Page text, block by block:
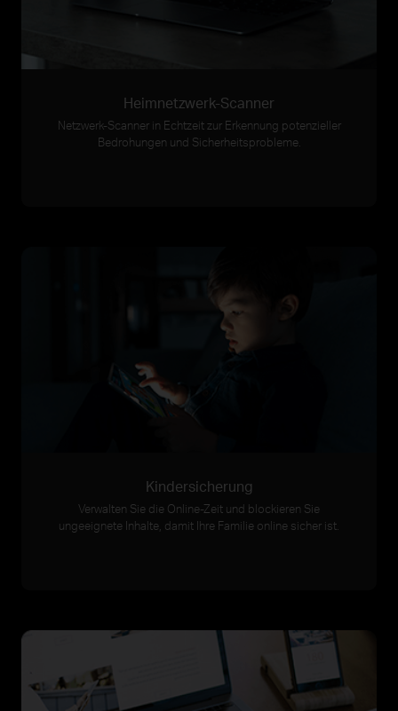
Heimnetzwerk-Scanner
Netzwerk-Scanner in Echtzeit zur Erkennung potenzieller
Bedrohungen und Sicherheitsprobleme.
Kindersicherung
Verwalten Sie die Online-Zeit und blockieren Sie
ungeeignete Inhalte, damit Ihre Familie online sicher ist.